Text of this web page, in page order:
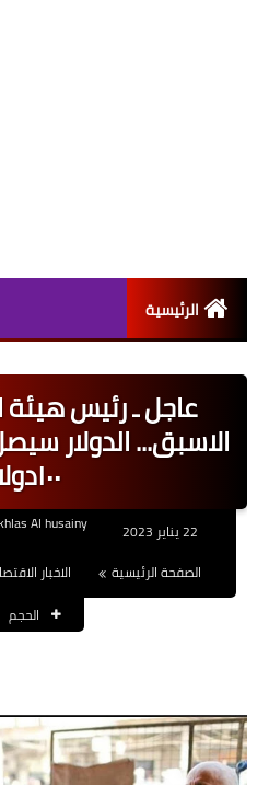
الرئيسية
عاجل ـ رئيس هيئة
١٠٠دولار
Al husainy
الصفحة الرئيسية
الاخبار
الحجم